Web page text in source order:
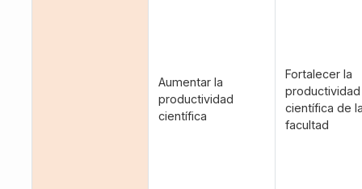
Aumentar la
productividad
científica
Fortalecer la
productividad
científica de
facultad